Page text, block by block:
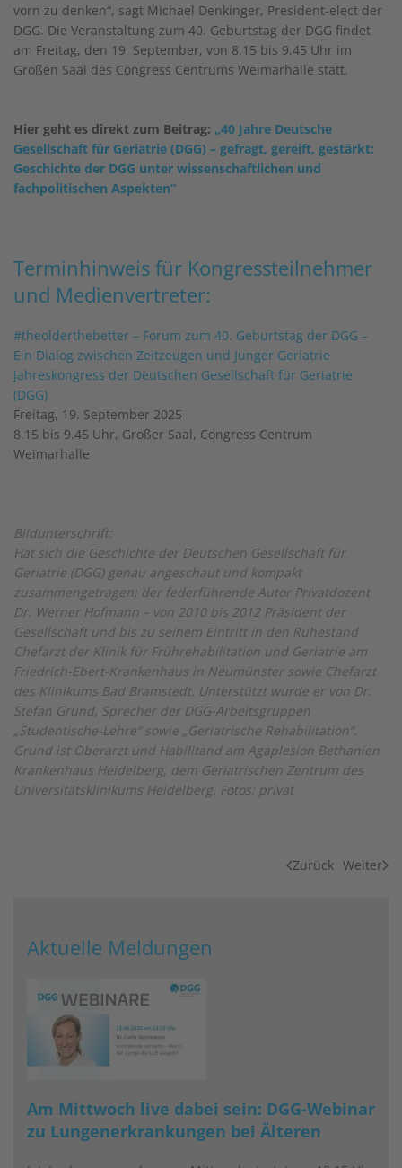
vorn zu denken“, sagt Michael Denkinger, President-elect der
DGG. Die Veranstaltung zum 40. Geburtstag der DGG findet
am Freitag, den 19. September, von 8.15 bis 9.45 Uhr im
Großen Saal des Congress Centrums Weimarhalle statt.
Hier geht es direkt zum Beitrag: „40 Jahre Deutsche
Gesellschaft für Geriatrie (DGG) – gefragt, gereift, gestärkt:
Geschichte der DGG unter wissenschaftlichen und
fachpolitischen Aspekten“
Terminhinweis für Kongressteilnehmer
und Medienvertreter:
#theolderthebetter – Forum zum 40. Geburtstag der DGG –
Ein Dialog zwischen Zeitzeugen und Junger Geriatrie
Jahreskongress der Deutschen Gesellschaft für Geriatrie
(DGG)
Freitag, 19. September 2025
8.15 bis 9.45 Uhr, Großer Saal, Congress Centrum
Weimarhalle
Bildunterschrift:
Hat sich die Geschichte der Deutschen Gesellschaft für
Geriatrie (DGG) genau angeschaut und kompakt
zusammengetragen: der federführende Autor Privatdozent
Dr. Werner Hofmann – von 2010 bis 2012 Präsident der
Gesellschaft und bis zu seinem Eintritt in den Ruhestand
Chefarzt der Klinik für Frührehabilitation und Geriatrie am
Friedrich-Ebert-Krankenhaus in Neumünster sowie Chefarzt
des Klinikums Bad Bramstedt. Unterstützt wurde er von Dr.
Stefan Grund, Sprecher der DGG-Arbeitsgruppen
„Studentische-Lehre“ sowie „Geriatrische Rehabilitation“.
Grund ist Oberarzt und Habilitand am Agaplesion Bethanien
Krankenhaus Heidelberg, dem Geriatrischen Zentrum des
Universitätsklinikums Heidelberg. Fotos: privat
Zurück Weiter
Aktuelle Meldungen
Am Mittwoch live dabei sein: DGG-Webinar
zu Lungenerkrankungen bei Älteren